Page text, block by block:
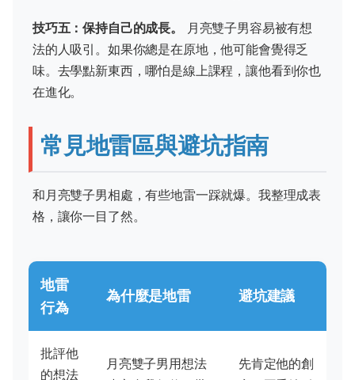
技巧五：保持自己的成長。
月亮雙子男容易被有想
法的人吸引。如果你總是在原地，他可能會覺得乏
味。去學點新東西，哪怕是線上課程，讓他看到你也
在進化。
常見地雷區與避坑指南
和月亮雙子男相處，有些地雷一踩就爆。我整理成表
格，讓你一目了然。
地雷
行為
為什麼是地雷 避坑建議
批評他
的想法
月亮雙子男用想法
先肯定他的創